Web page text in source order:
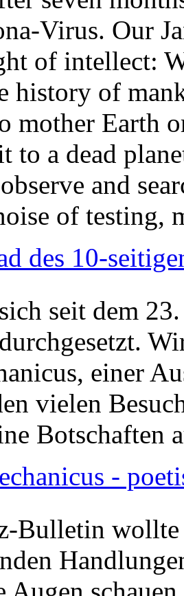
Virus. Our
of intellect:
history of
mother Earth
to a dead
and
of testing,
des 10-
seit dem
einer
vielen
Botschaften
-
Bulletin